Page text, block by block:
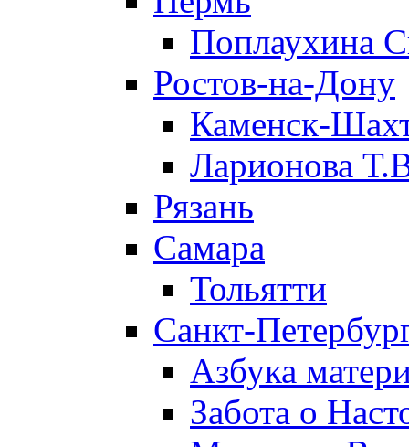
Поплаухина
Ростов-на-Дону
Каменск-
Ларионова
Рязань
Самара
Тольятти
Санкт-
Азбука
Забота о